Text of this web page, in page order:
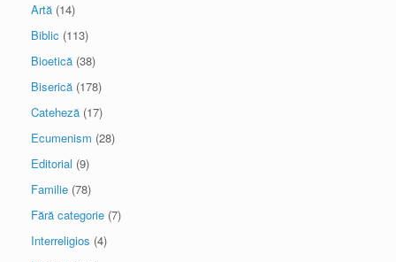
Artă (14)
Biblic (113)
Bioetică (38)
Biserică (178)
Cateheză (17)
Ecumenism (28)
Editorial (9)
Familie (78)
Fără categorie (7)
Interreligios (4)